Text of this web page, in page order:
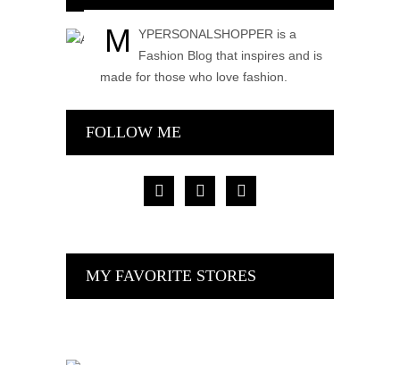
M
YPERSONALSHOPPER is a
Fashion Blog that inspires and is
made for those who love fashion.
FOLLOW ME
facebook pinterest instagram
MY FAVORITE STORES